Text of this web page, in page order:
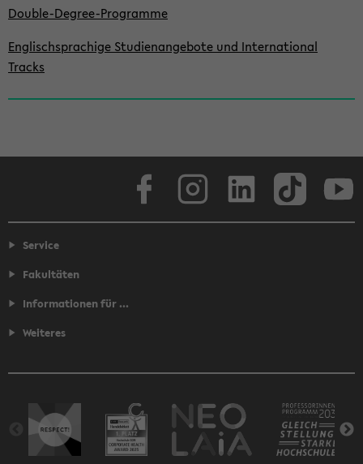
Double-Degree-Programme
Englischsprachige Studienangebote und International
Tracks
Service
Fakultäten
Informationen für ...
Weiteres